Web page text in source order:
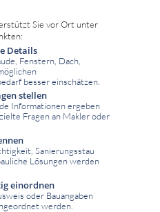
Sie vor Ort unter
Details
Fenstern, Dach,
besser einschätzen.
stellen
Informationen ergeben
Fragen an Makler oder
Sanierungsstau
Lösungen werden
einordnen
oder Bauangaben
werden.